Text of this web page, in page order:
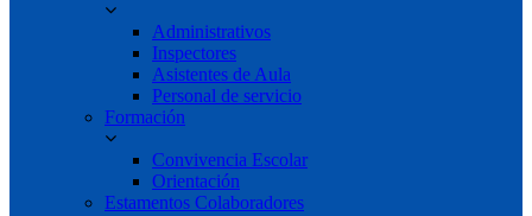
Administrativos
Inspectores
Asistentes de Aula
Personal de servicio
Formación
Convivencia Escolar
Orientación
Estamentos Colaboradores